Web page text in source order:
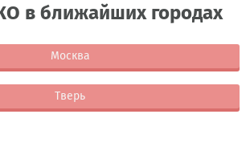
в ближайших городах
Москва
Тверь